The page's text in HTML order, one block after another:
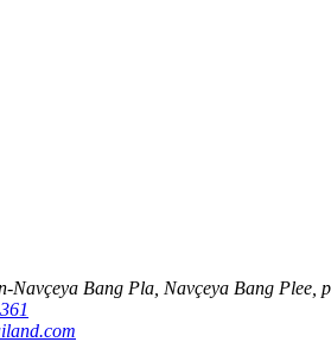
Navçeya Bang Pla, Navçeya Bang Plee,